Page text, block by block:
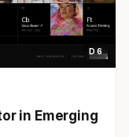
D 6
in Emerging